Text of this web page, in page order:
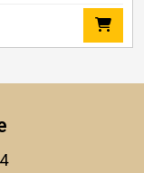
aus Glas